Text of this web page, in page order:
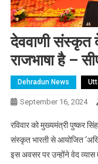
देववाणी संस्कृत
राजभाषा है –
Dehradun News
September 16, 2024
रविवार को मुख्यमंत्री पुष्कर
संस्कृत भारती से आयोजित
इस अवसर पर उन्होंने वेद व्यास